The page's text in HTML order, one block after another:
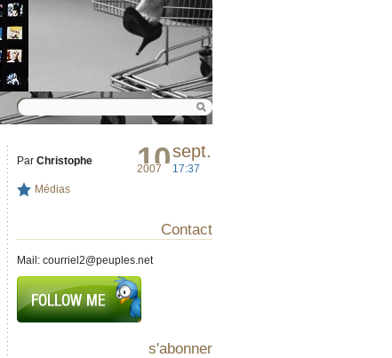
10sept.
2007 17:37
Par Christophe
Médias
Contact
Mail: courriel2@peuples.net
s'abonner